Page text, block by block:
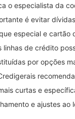
o especialista da
é evitar
especial e cartão
linhas de crédito
por opções
curtas e
e ajustes ao